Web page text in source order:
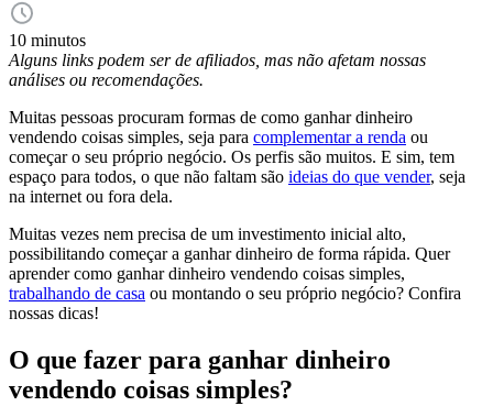
10 minutos
Alguns links podem ser de afiliados, mas não afetam nossas
análises ou recomendações.
Muitas pessoas procuram formas de como ganhar dinheiro
vendendo coisas simples, seja para complementar a renda ou
começar o seu próprio negócio. Os perfis são muitos. E sim, tem
espaço para todos, o que não faltam são ideias do que vender, seja
na internet ou fora dela.
Muitas vezes nem precisa de um investimento inicial alto,
possibilitando começar a ganhar dinheiro de forma rápida. Quer
aprender como ganhar dinheiro vendendo coisas simples,
trabalhando de casa ou montando o seu próprio negócio? Confira
nossas dicas!
O que fazer para ganhar dinheiro
vendendo coisas simples?